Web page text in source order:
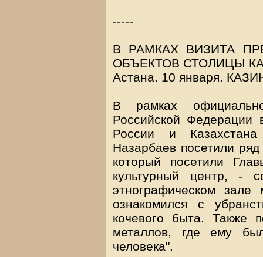
-----
В РАМКАХ ВИЗИТА
ОБЪЕКТОВ СТОЛИЦЫ
Астана. 10 января.
В рамках
Российской Федерации
России и
Назарбаев посетили
который посетили
культурный центр, -
этнографическом зале
ознакомился с
кочевого быта. Также
металлов, где ему
человека".